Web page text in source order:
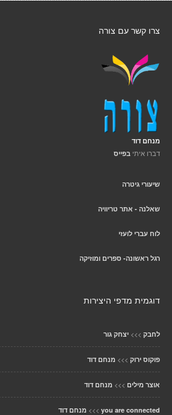
צרו קשר עם צורה
מנחם דוד
דברו איתי בפייס
שיעורי גיטרה
שאלנה - אתר טריוויה
לוח עברי לועזי
רגל ראשונה- ספרים ומוזיקה
דוגמית מדפי היצירות
לחבק >>> יצחק גור
פוקוס ירוק >>> מנחם דוד
אוצר מילים >>> מנחם דוד
you are connected
>>> מנחם דוד